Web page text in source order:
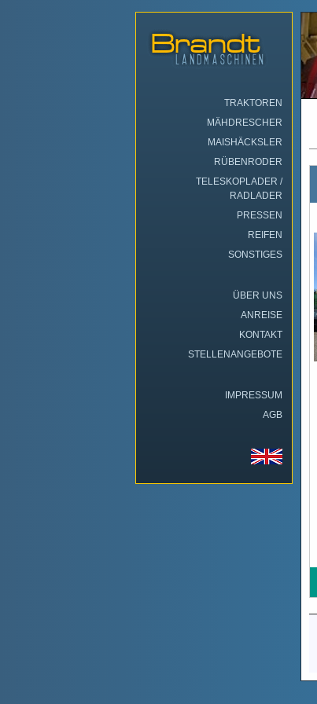
TRAKTOREN
MÄHDRESCHER
MAISHÄCKSLER
RÜBENRODER
TELESKOPLADER /
RADLADER
PRESSEN
REIFEN
SONSTIGES
ÜBER UNS
ANREISE
KONTAKT
STELLENANGEBOTE
IMPRESSUM
AGB